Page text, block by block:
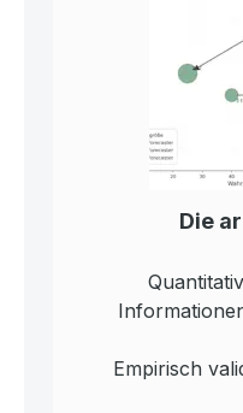
Die
Empirisch